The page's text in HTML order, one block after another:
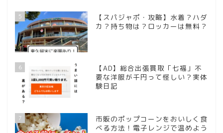
5
【スパジャポ・攻略】水着？ハダ
カ？持ち物は？ロッカーは無料？
6
【AD】総合出張買取「七福」不
要な洋服が千円って怪しい？実体
験日記
7
市販のポップコーンをおいしく食
べる方法！電子レンジで温めよう